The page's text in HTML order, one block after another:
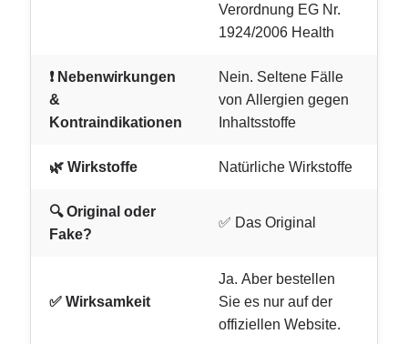
Verordnung EG Nr.
1924/2006 Health
❗ Nebenwirkungen
&
Kontraindikationen
Nein. Seltene Fälle
von Allergien gegen
Inhaltsstoffe
🌿 Wirkstoffe Natürliche Wirkstoffe
🔍 Original oder
Fake?
✅ Das Original
✅ Wirksamkeit
Ja. Aber bestellen
Sie es nur auf der
offiziellen Website.